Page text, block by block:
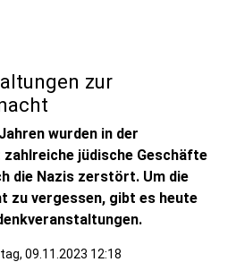
zur
wurden in der
jüdische Geschäfte
die Nazis zerstört. Um die
zu vergessen, gibt es heute
09.11.2023 12:18